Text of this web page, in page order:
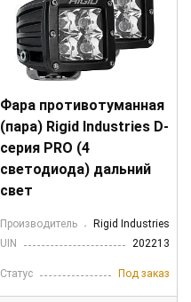
Фара противотуманная
(пара) Rigid Industries D-
серия PRO (4
светодиода) дальний
свет
Производитель
Rigid Industries
UIN
202213
Статус Под заказ